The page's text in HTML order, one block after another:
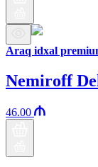
Araq idxal
Nemiroff
46.00